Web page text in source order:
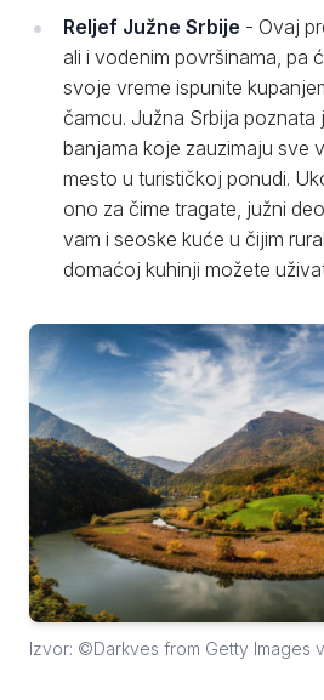
Reljef Južne Srbije - Ovaj
ali i vodenim površinama, pa
svoje vreme ispunite
čamcu. Južna Srbija poznata
banjama koje zauzimaju sve
mesto u turističkoj ponudi.
ono za čime tragate, južni
vam i seoske kuće u čijim
domaćoj kuhinji možete
Izvor: ©Darkves from Getty Images